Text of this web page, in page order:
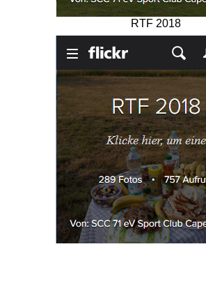
RTF 2018